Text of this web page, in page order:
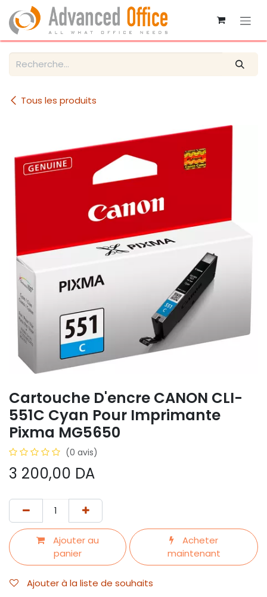
Se rendre au contenu
Tous les produits
Cartouche D'encre CANON CLI-
551C Cyan Pour Imprimante
Pixma MG5650
(0 avis)
3 200,00 DA
Ajouter au
panier
Acheter
maintenant
Ajouter à la liste de souhaits